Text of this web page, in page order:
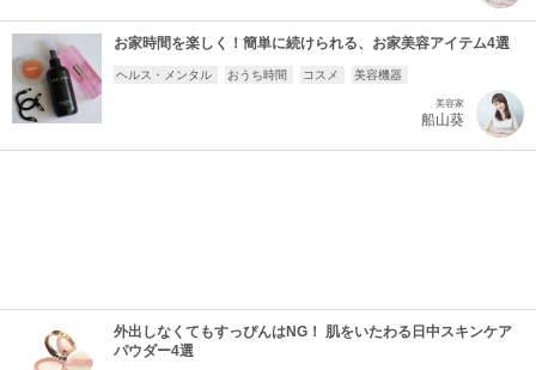
お家時間を楽しく！簡単に続けられる、お家美容アイテム4選
ヘルス・メンタル おうち時間 コスメ 美容機器
美容家
船山葵
外出しなくてもすっぴんはNG！ 肌をいたわる日中スキンケア
パウダー4選